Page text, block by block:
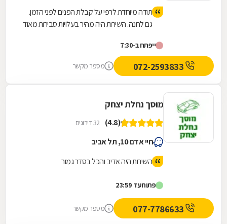
תודה מיוחדת לרפי על קבלת הפנים לפני הזמן.
גם לחנה. השירות היה מהיר בעלויות סבירות מאוד
ליאור היה מהיר. מומלץ מאוד
ייפתח ב-7:30
מספר מקשר
מוסך נחלת יצחק
(4.8) 32 דירוגים
חיי אדם 10, תל אביב
השירות היה אדיב והכל בסדר גמור
פתוחעד 23:59
מספר מקשר